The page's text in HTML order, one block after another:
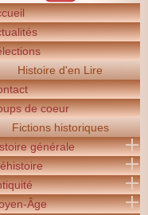
Histoire d'en Lire
de coeur
Fictions historiques
générale
Âge